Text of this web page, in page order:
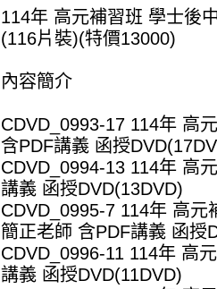
114年 高元補習班 學士後
(116片裝)(特價13000)
內容簡介
CDVD_0993-17 114年 高
含PDF講義 函授
CDVD_0994-13 114年 高
講義 函授DVD(13DVD)
CDVD_0995-7 114年 高元
簡正老師 含PDF講義 函授
CDVD_0996-11 114年 高
講義 函授DVD(11DVD)